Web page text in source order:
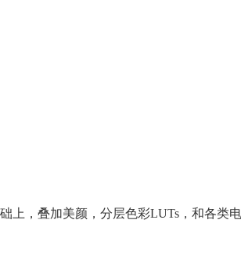
上，叠加美颜，分层色彩LUTs，和各类